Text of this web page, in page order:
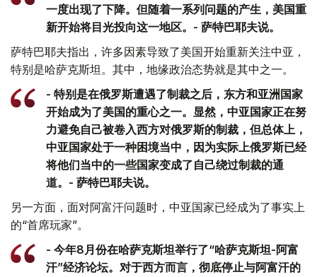
一度出现了下降。但随着一系列问题的产生，美国重
新开始将目光投向这一地区。- 萨特巴耶夫说。
萨特巴耶夫指出，许多因素导致了美国开始重新关注中亚，
特别是哈萨克斯坦。其中，地缘政治态势就是其中之一。
- 特别是在俄罗斯遭遇了制裁之后，东方和亚洲国家
开始成为了美国的重心之一。显然，中亚国家正在努
力避免自己被卷入西方对俄罗斯的制裁，但总体上，
中亚国家处于一种困境当中，因为实际上俄罗斯已经
将他们当中的一些国家变成了自己绕过制裁的通
道。- 萨特巴耶夫说。
另一方面，面对阿富汗问题时，中亚国家已经成为了事实上
的“首席玩家”。
- 今年8月份在哈萨克斯坦举行了“哈萨克斯坦-阿富
汗”经济论坛。对于西方而言，彻底停止与阿富汗的